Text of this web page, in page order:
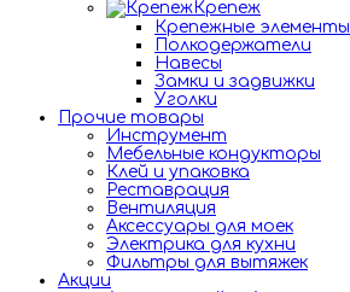
Крепеж
Крепежные элементы
Полкодержатели
Навесы
Замки и задвижки
Уголки
Прочие товары
Инструмент
Мебельные кондукторы
Клей и упаковка
Реставрация
Вентиляция
Аксессуары для моек
Электрика для кухни
Фильтры для вытяжек
Акции